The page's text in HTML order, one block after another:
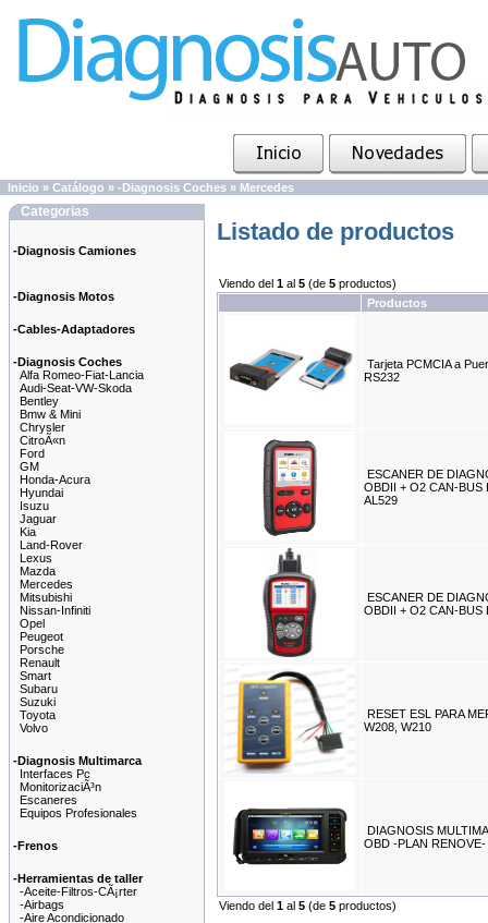
Inicio » Catálogo » -Diagnosis Coches » Mercedes
Categorias
-Diagnosis Camiones
-Diagnosis Motos
-Cables-Adaptadores
-Diagnosis Coches
Alfa Romeo-Fiat-Lancia
Audi-Seat-VW-Skoda
Bentley
Bmw & Mini
Chrysler
CitroÃ«n
Ford
GM
Honda-Acura
Hyundai
Isuzu
Jaguar
Kia
Land-Rover
Lexus
Mazda
Mercedes
Mitsubishi
Nissan-Infiniti
Opel
Peugeot
Porsche
Renault
Smart
Subaru
Suzuki
Toyota
Volvo
-Diagnosis Multimarca
Interfaces Pc
MonitorizaciÃ³n
Escaneres
Equipos Profesionales
-Frenos
-Herramientas de taller
-Aceite-Filtros-CÃ¡rter
-Airbags
-Aire Acondicionado
Listado de productos
Viendo del 1 al 5 (de 5 productos)
Productos
Tarjeta PCMCIA a
RS232
ESCANER DE
OBDII + O2 CAN-BUS
AL529
ESCANER DE
OBDII + O2 CAN-BUS
RESET ESL PARA
W208, W210
DIAGNOSIS
OBD -PLAN RENOVE-
Viendo del 1 al 5 (de 5 productos)